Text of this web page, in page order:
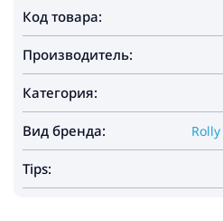
Код товара:
Производитель:
Категория:
Вид бренда:
Tips: